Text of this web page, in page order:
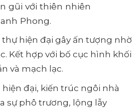
gũi với thiên nhiên
Phong.
hiện đại gây ấn tượng nhờ
Kết hợp với bố cục hình khối
và mạch lạc.
đại, kiến trúc ngôi nhà
sự phô trương, lộng lẫy